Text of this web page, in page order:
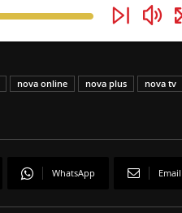
nova online nova plus nova tv
WhatsApp Email